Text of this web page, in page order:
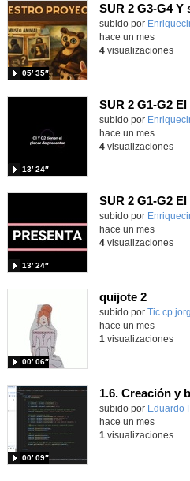
SUR 2 G3-G4
Contenido educativo.
subido por
05′ 35″
hace un mes
4visualizaciones
Contenido educativo.
subido por
13′ 24″
hace un mes
4visualizaciones
Contenido educativo.
subido por
13′ 24″
hace un mes
4visualizaciones
quijote 2
subido por Tic cp
00′ 06″
hace un mes
1 visualizaciones
Contenido educativo.
subido por Eduardo
00′ 09″
hace un mes
1 visualizaciones